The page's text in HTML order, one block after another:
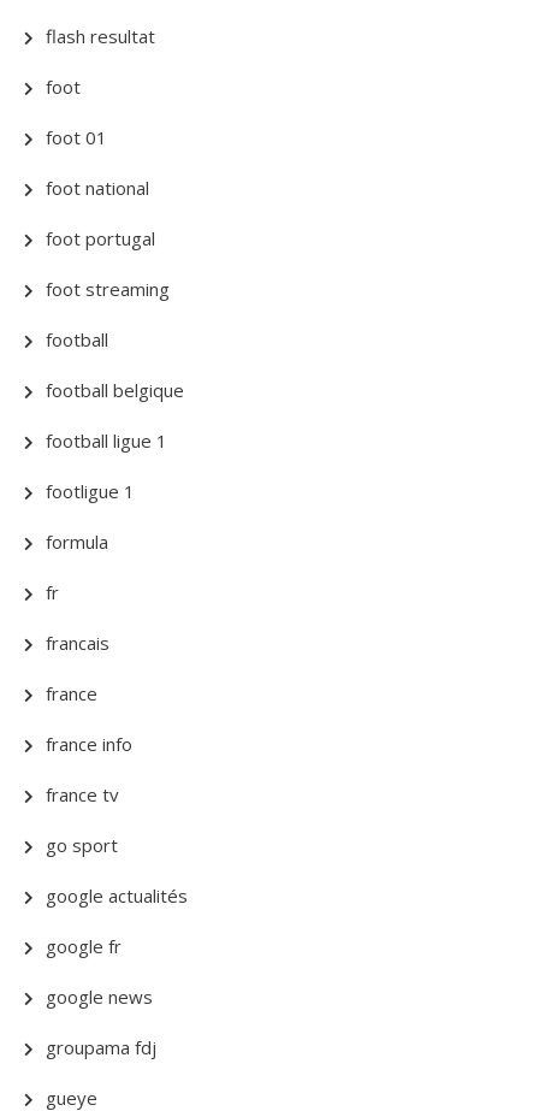
flash resultat
foot
foot 01
foot national
foot portugal
foot streaming
football
football belgique
football ligue 1
footligue 1
formula
fr
francais
france
france info
france tv
go sport
google actualités
google fr
google news
groupama fdj
gueye